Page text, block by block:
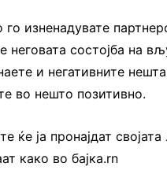
го изненадувате
неговата состојба на
и негативните
во нешто позитивно.
ќе ја пронајдат
како во бајка.rn